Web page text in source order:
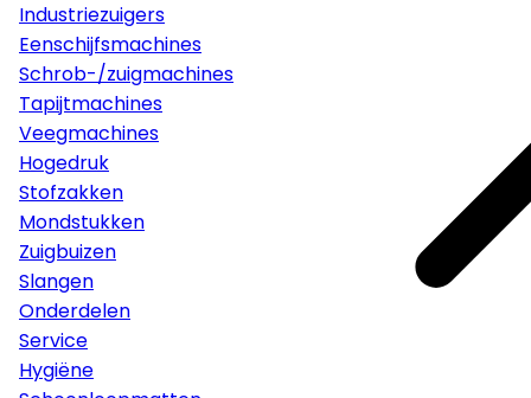
Industriezuigers
Eenschijfsmachines
Schrob-/zuigmachines
Tapijtmachines
Veegmachines
Hogedruk
Stofzakken
Mondstukken
Zuigbuizen
Slangen
Onderdelen
Service
Hygiëne